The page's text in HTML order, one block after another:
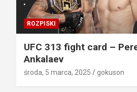
ROZPISKI
UFC 313 fight card –
Ankalaev
środa, 5 marca, 2025 gokuson